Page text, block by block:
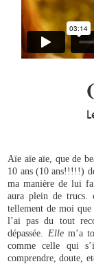
Aïe aïe aïe, que de
10 ans (10 ans!!!!!)
ma manière de lui
aura plein de trucs.
tellement de moi
l’ai pas du tout
dépassée. Ellem’a
comme celle qui
comprendre, doute,